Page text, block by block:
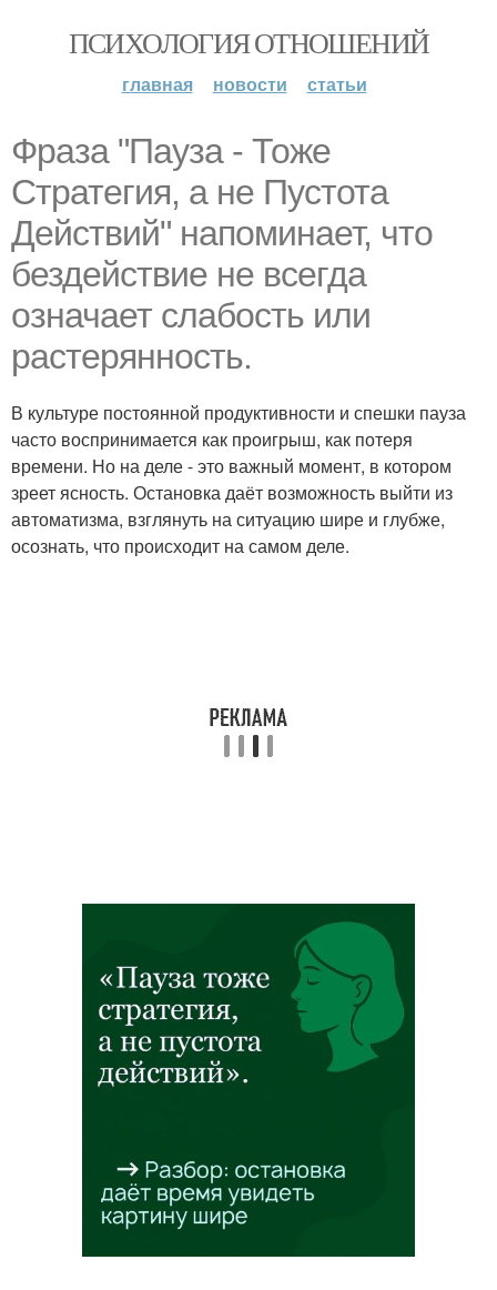
ПСИХОЛОГИЯ ОТНОШЕНИЙ
главная новости статьи
Фраза "Пауза - Тоже
Стратегия, а не Пустота
Действий" напоминает, что
бездействие не всегда
означает слабость или
растерянность.
В культуре постоянной продуктивности и спешки пауза
часто воспринимается как проигрыш, как потеря
времени. Но на деле - это важный момент, в котором
зреет ясность. Остановка даёт возможность выйти из
автоматизма, взглянуть на ситуацию шире и глубже,
осознать, что происходит на самом деле.